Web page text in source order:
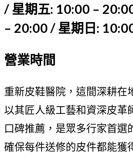
/ 星期五: 10:00 –
– 20:00 / 星期日:
營業時間
重新皮鞋醫院，這間深耕在
以其匠人級工藝和資深皮革
口碑推薦，是眾多行家首選
確保每件送修的皮件都能獲